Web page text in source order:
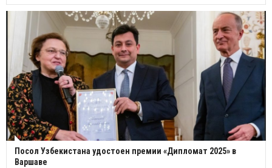
Посол Узбекистана удостоен премии «Дипломат 2025» в
Варшаве